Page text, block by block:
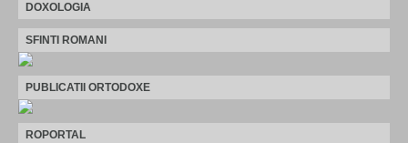
DOXOLOGIA
SFINTI ROMANI
PUBLICATII ORTODOXE
ROPORTAL